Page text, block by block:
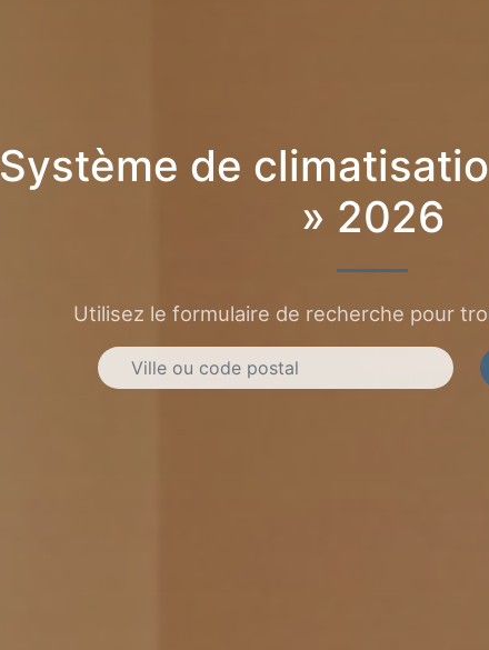
Système de
» 2026
Utilisez le formulaire de recherche pour